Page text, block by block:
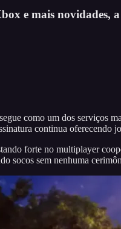
e mais novidades,
como um dos serviços
continua oferecendo
forte no multiplayer
socos sem nenhuma